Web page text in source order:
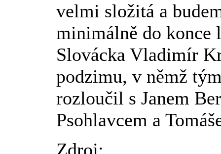
velmi složitá a
minimálně do
Slovácka Vladimír
podzimu, v němž
rozloučil s Janem
Psohlavcem a
Zdroj: